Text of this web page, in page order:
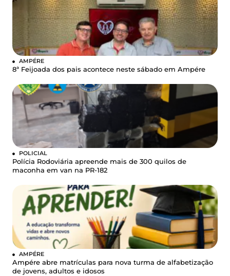
AMPÉRE
8ª Feijoada dos pais acontece neste sábado em Ampére
POLICIAL
Polícia Rodoviária apreende mais de 300 quilos de
maconha em van na PR-182
AMPÉRE
Ampére abre matrículas para nova turma de alfabetização
de jovens, adultos e idosos